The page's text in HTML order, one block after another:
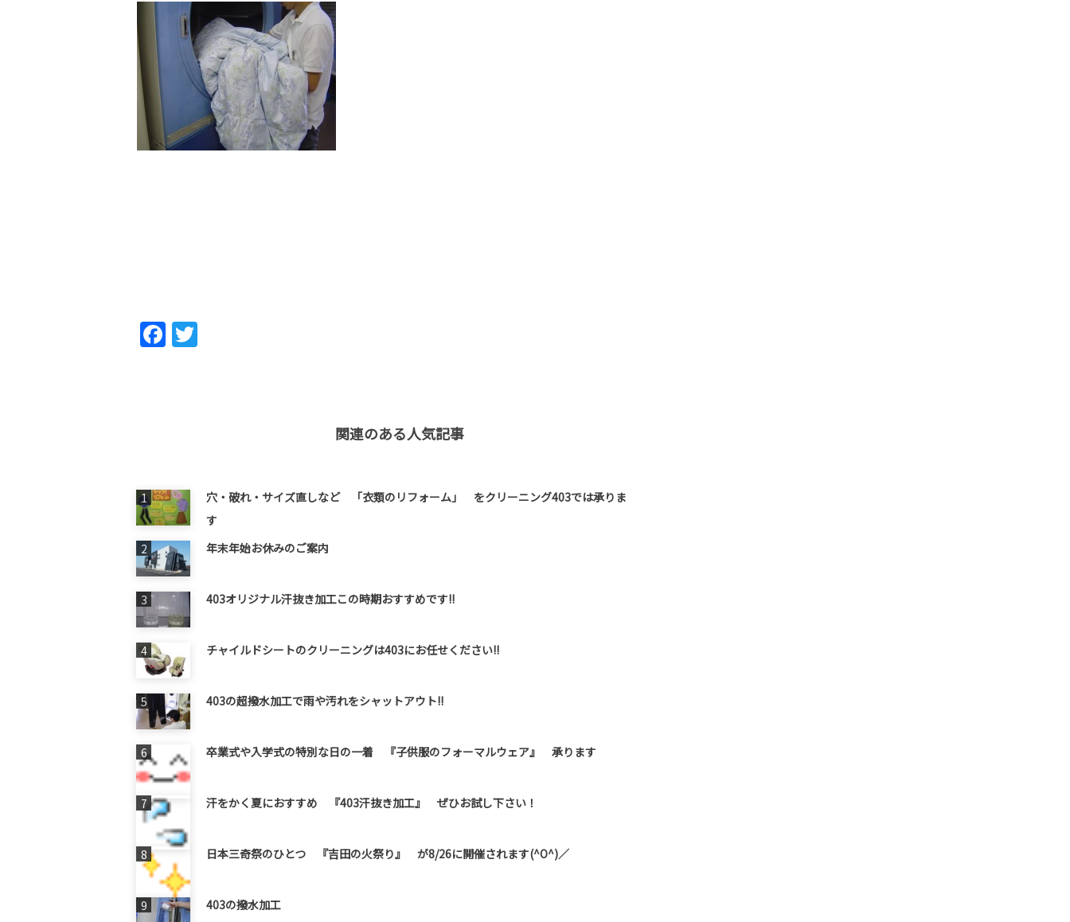
Fac
関連のある人気記事
穴・破れ・サイズ直しなど 「衣類のリフォーム」 をクリーニング403では承りま
す
年末年始お休みのご案内
403オリジナル汗抜き加工この時期おすすめです!!
チャイルドシートのクリーニングは403にお任せください!!
403の超撥水加工で雨や汚れをシャットアウト!!
卒業式や入学式の特別な日の一着 『子供服のフォーマルウェア』 承ります
汗をかく夏におすすめ 『403汗抜き加工』 ぜひお試し下さい！
日本三奇祭のひとつ 『吉田の火祭り』 が8/26に開催されます(^O^)／
403の撥水加工